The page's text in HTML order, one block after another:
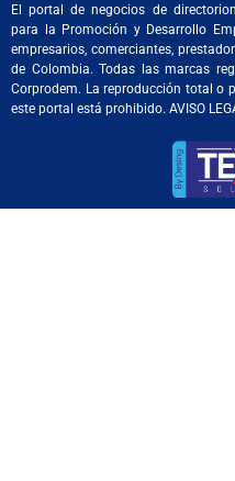
El portal de negocios de
para la Promoción y Desarrollo
empresarios, comerciantes,
de Colombia. Todas las marcas
Corprodem. La reproducción total o
este portal está prohibido. AVISO